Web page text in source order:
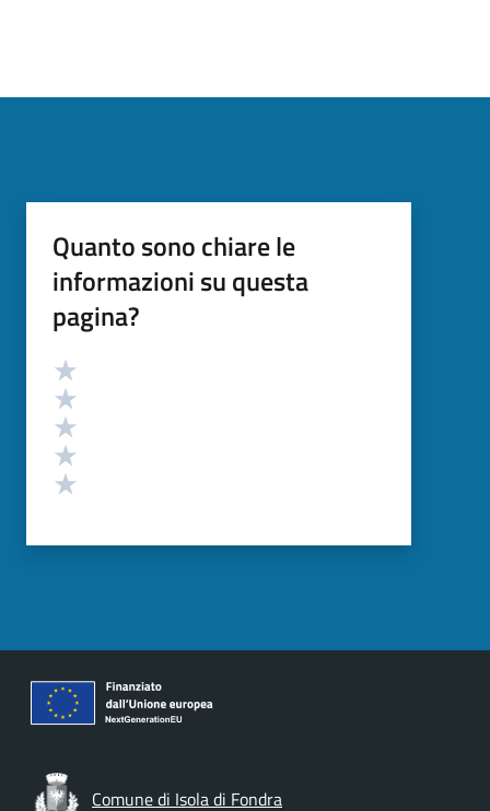
Quanto sono chiare le
informazioni su questa
pagina?
Valutazione
Comune di Isola di Fondra